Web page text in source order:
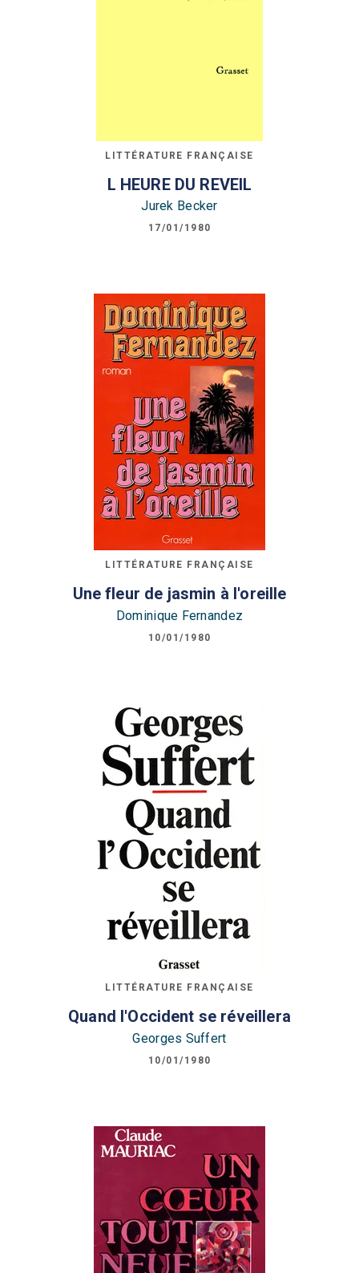
LITTÉRATURE FRANÇAISE
L HEURE DU REVEIL
Jurek Becker
17/01/1980
LITTÉRATURE FRANÇAISE
Une fleur de jasmin à l'oreille
Dominique Fernandez
10/01/1980
LITTÉRATURE FRANÇAISE
Quand l'Occident se réveillera
Georges Suffert
10/01/1980